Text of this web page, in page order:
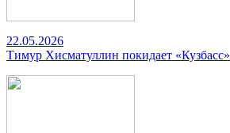
22.05.2026
Тимур Хисматуллин покидает «Кузбасс»